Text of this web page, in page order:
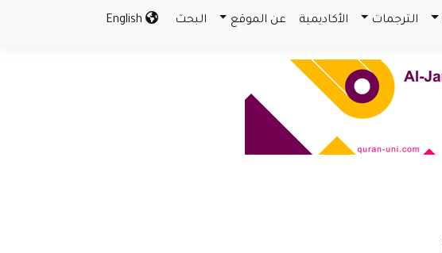
الترجمات الأكاديمية عن الموقع البحث